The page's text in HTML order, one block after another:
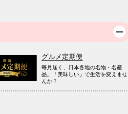
グルメ定期便
毎月届く、日本各地の名物・名産
品。「美味しい」で生活を変えませ
んか？